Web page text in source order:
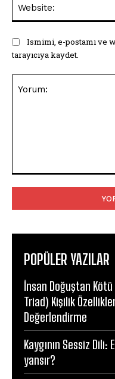
Ismimi, e-postamı ve
tarayıcıya kaydet.
POPÜLER YAZILAR
İnsan Doğuştan
Triad) Kişilik
Değerlendirme
Kaygının Sessiz Dili:
yansır?